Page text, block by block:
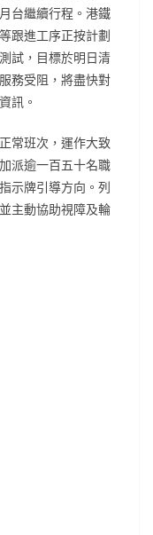
台繼續行程。港鐵
跟進工序正按計劃
試，目標於明日清
務受阻，將盡快對
訊。
常班次，運作大致
派逾一百五十名職
示牌引導方向。列
主動協助視障及輪